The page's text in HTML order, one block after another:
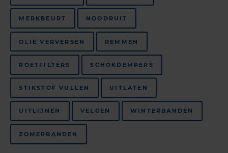
MERKBEURT NOODRUIT
OLIE VERVERSEN REMMEN
ROETFILTERS SCHOKDEMPERS
STIKSTOF VULLEN UITLATEN
UITLIJNEN VELGEN WINTERBANDEN
ZOMERBANDEN